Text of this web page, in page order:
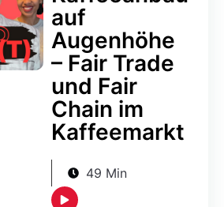
auf
Augenhöhe
– Fair Trade
und Fair
Chain im
Kaffeemarkt
49 Min